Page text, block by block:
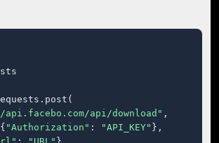
api/download" ,
"Authorization" : "API_KEY" },